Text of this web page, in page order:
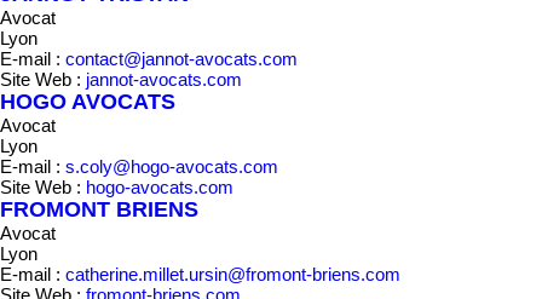
Avocat
Lyon
E-mail : contact@jannot-avocats.com
Site Web : jannot-avocats.com
HOGO AVOCATS
Avocat
Lyon
E-mail : s.coly@hogo-avocats.com
Site Web : hogo-avocats.com
FROMONT BRIENS
Avocat
Lyon
E-mail : catherine.millet.ursin@fromont-briens.com
Site Web : fromont-briens.com